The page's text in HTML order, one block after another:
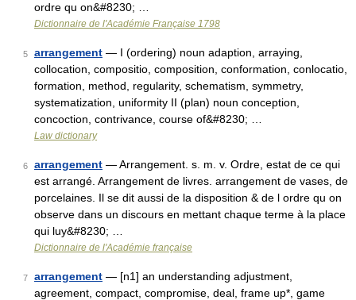
ordre qu on&#8230; …
Dictionnaire de l'Académie Française 1798
5 arrangement — I (ordering) noun adaption, arraying,
collocation, compositio, composition, conformation, conlocatio,
formation, method, regularity, schematism, symmetry,
systematization, uniformity II (plan) noun conception,
concoction, contrivance, course of&#8230; …
Law dictionary
6 arrangement — Arrangement. s. m. v. Ordre, estat de ce qui
est arrangé. Arrangement de livres. arrangement de vases, de
porcelaines. Il se dit aussi de la disposition & de l ordre qu on
observe dans un discours en mettant chaque terme à la place
qui luy&#8230; …
Dictionnaire de l'Académie française
7 arrangement — [n1] an understanding adjustment,
agreement, compact, compromise, deal, frame up*, game